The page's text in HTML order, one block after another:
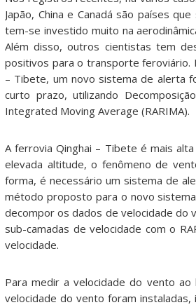
Japão, China e Canadá são países
tem-se investido muito na
Além disso, outros cientistas tem
positivos para o transporte feroviário.
– Tibete, um novo sistema de alerta
curto prazo, utilizando
Integrated Moving Average (RARIMA).
A ferrovia Qinghai – Tibete é mais
elevada altitude, o fenômeno de
forma, é necessário um sistema de
método proposto para o novo
decompor os dados de velocidade do
sub-camadas de velocidade com o
velocidade.
Para medir a velocidade do vento
velocidade do vento foram